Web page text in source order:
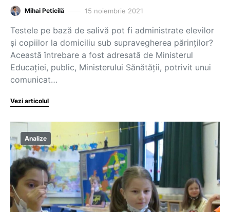
Mihai Peticilă 15 noiembrie 2021
Testele pe bază de salivă pot fi administrate elevilor
și copiilor la domiciliu sub supravegherea părinților?
Această întrebare a fost adresată de Ministerul
Educației, public, Ministerului Sănătății, potrivit unui
comunicat…
Vezi articolul
Analize